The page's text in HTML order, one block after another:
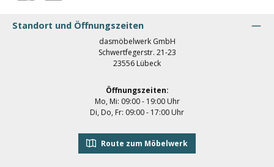
Standort und Öffnungszeiten
dasmöbelwerk GmbH
Schwertfegerstr. 21-23
23556 Lübeck
Öffnungszeiten:
Mo, Mi: 09:00 - 19:00 Uhr
Di, Do, Fr: 09:00 - 17:00 Uhr
Route zum Möbelwerk